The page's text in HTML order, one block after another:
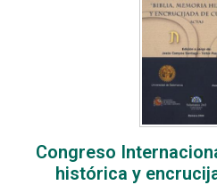
Congreso
histórica y